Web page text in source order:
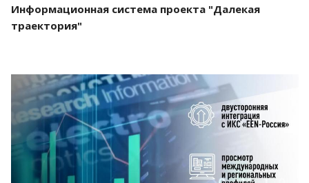
Информационная система проекта "Далекая
траектория"